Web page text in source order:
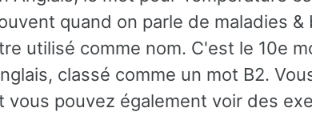
quand on parle de maladies
utilisé comme nom. C'est le 10e
classé comme un mot B2.
vous pouvez également voir des